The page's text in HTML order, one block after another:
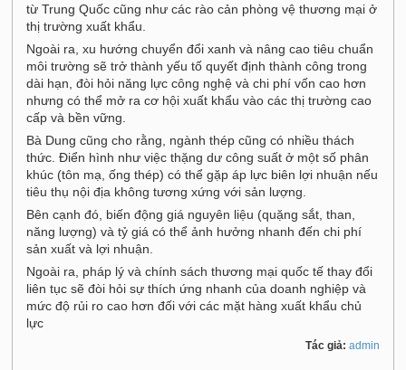
từ Trung Quốc cũng như các rào cản phòng vệ thương mại ở
thị trường xuất khẩu.
Ngoài ra, xu hướng chuyển đổi xanh và nâng cao tiêu chuẩn
môi trường sẽ trở thành yếu tố quyết định thành công trong
dài hạn, đòi hỏi năng lực công nghệ và chi phí vốn cao hơn
nhưng có thể mở ra cơ hội xuất khẩu vào các thị trường cao
cấp và bền vững.
Bà Dung cũng cho rằng, ngành thép cũng có nhiều thách
thức. Điển hình như việc thặng dư công suất ở một số phân
khúc (tôn mạ, ống thép) có thể gặp áp lực biên lợi nhuận nếu
tiêu thụ nội địa không tương xứng với sản lượng.
Bên cạnh đó, biến động giá nguyên liệu (quặng sắt, than,
năng lượng) và tỷ giá có thể ảnh hưởng nhanh đến chi phí
sản xuất và lợi nhuận.
Ngoài ra, pháp lý và chính sách thương mại quốc tế thay đổi
liên tục sẽ đòi hỏi sự thích ứng nhanh của doanh nghiệp và
mức độ rủi ro cao hơn đối với các mặt hàng xuất khẩu chủ
lực
Tác giả: admin